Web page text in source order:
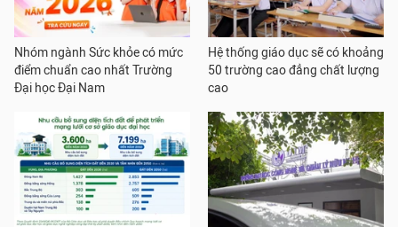
Nhóm ngành Sức khỏe có mức
điểm chuẩn cao nhất Trường
Đại học Đại Nam
Hệ thống giáo dục sẽ có khoảng
50 trường cao đẳng chất lượng
cao